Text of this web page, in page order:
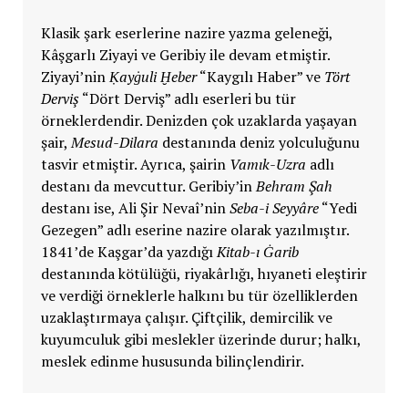
Klasik şark eserlerine nazire yazma geleneği,
Kâşgarlı Ziyayi ve Geribiy ile devam etmiştir.
Ziyayi’ninḲayġuli Ḫeber“Kaygılı Haber” ve Tört
Derviş“Dört Derviş” adlı eserleri bu tür
örneklerdendir. Denizden çok uzaklarda yaşayan
şair,Mesud-Dilara destanında deniz yolculuğunu
tasvir etmiştir. Ayrıca, şairin Vamık-Uzra adlı
destanı da mevcuttur. Geribiy’inBehram Şah
destanı ise, Ali Şir Nevaî’ninSeba-i Seyyâre“Yedi
Gezegen” adlı eserine nazire olarak yazılmıştır.
1841’de Kaşgar’da yazdığıKitab-ı Ġarib
destanında kötülüğü, riyakârlığı, hıyaneti eleştirir
ve verdiği örneklerle halkını bu tür özelliklerden
uzaklaştırmaya çalışır. Çiftçilik, demircilik ve
kuyumculuk gibi meslekler üzerinde durur; halkı,
meslek edinme hususunda bilinçlendirir.